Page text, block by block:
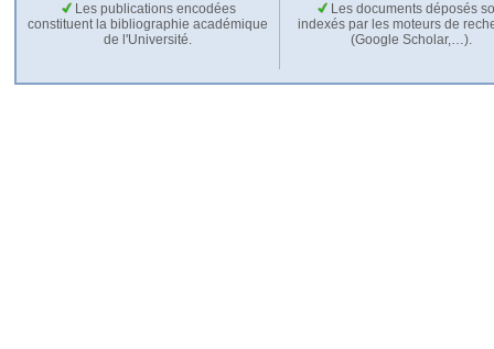
Les publications encodées
constituent la bibliographie académique
de l'Université.
Les documents déposés
indexés par les moteurs de
(Google Scholar,…).